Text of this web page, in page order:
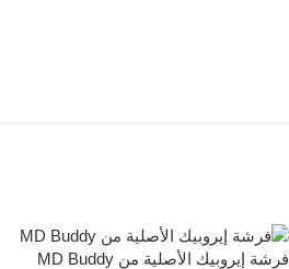
فرشة إيروبيك الأصلية من MD Buddy